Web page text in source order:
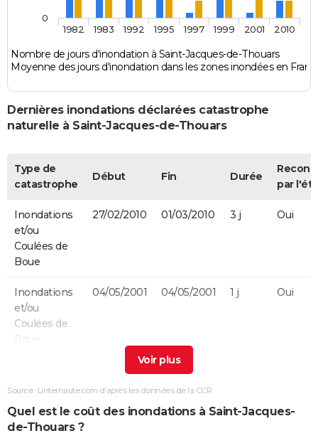
Nombre de jours d'inondation à Saint-Jacques-de-Thouars
Moyenne des jours d'inondation dans les zones inondées en
1982 1983 1992 1995 1997 1999 2001 2010
0
Dernières inondations déclarées catastrophe
naturelle à Saint-Jacques-de-Thouars
Type de
catastrophe
Début Fin Durée
par
Inondations
et/ou
Coulées de
Boue
27/02/2010 01/03/2010 3 j Oui
Inondations
et/ou
Coulées de
Boue
04/05/2001 04/05/2001 1 j Oui
et/ou
Boue
25/12/1999 29/12/1999
Source : Linternaute.com d'après les données de la CCR
Quel est le coût des inondations à Saint-Jacques-
de-Thouars ?